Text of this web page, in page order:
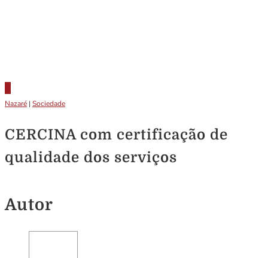
Nazaré | Sociedade
CERCINA com certificação de
qualidade dos serviços
Autor